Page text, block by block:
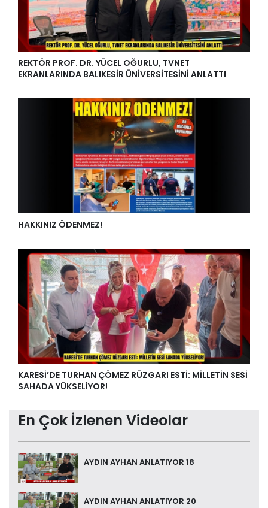
REKTÖR PROF. DR. YÜCEL OĞURLU, TVNET
EKRANLARINDA BALIKESİR ÜNİVERSİTESİNİ ANLATTI
HAKKINIZ ÖDENMEZ!
KARESİ’DE TURHAN ÇÖMEZ RÜZGARI ESTİ: MİLLETİN SESİ
SAHADA YÜKSELİYOR!
En Çok İzlenen Videolar
AYDIN AYHAN ANLATIYOR 18
AYDIN AYHAN ANLATIYOR 20